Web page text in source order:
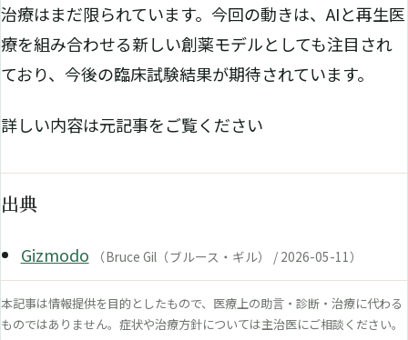
治療はまだ限られています。今回の動きは、AIと再生医
療を組み合わせる新しい創薬モデルとしても注目され
ており、今後の臨床試験結果が期待されています。
詳しい内容は元記事をご覧ください
出典
Gizmodo （Bruce Gil（ブルース・ギル） / 2026-05-11）
本記事は情報提供を目的としたもので、医療上の助言・診断・治療に代わる
ものではありません。症状や治療方針については主治医にご相談ください。